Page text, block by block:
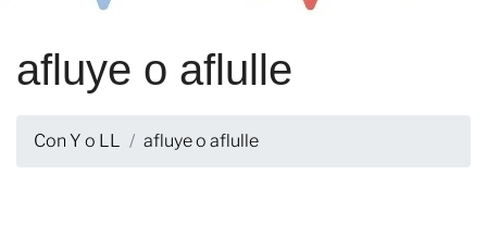
afluye o aflulle
Con Y o LL afluye o aflulle